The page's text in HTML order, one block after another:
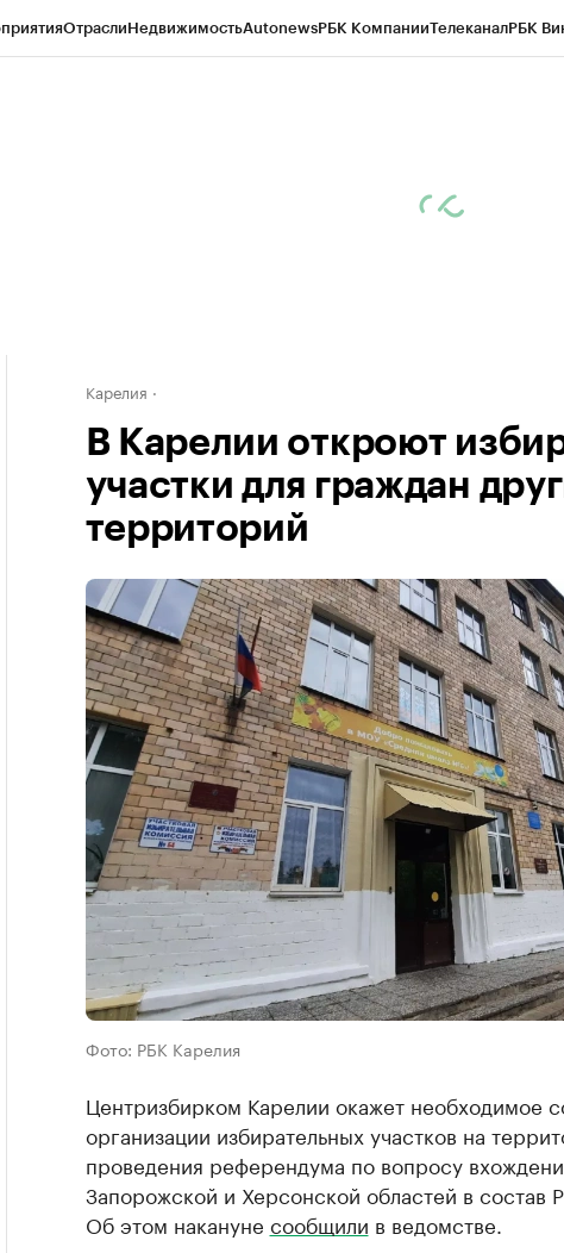
ОтраслиНедвижимостьAutonewsРБК КомпанииТелеканалРБК
Карелия
В Карелии откроют
участки для граждан
территорий
Фото: РБК Карелия
Центризбирком Карелии окажет необходимое
организации избирательных участков на
проведения референдума по вопросу
Запорожской и Херсонской областей в состав
Об этом накануне сообщили в ведомстве.